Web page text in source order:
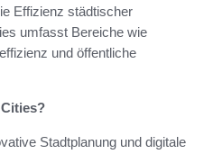
Effizienz städtischer
umfasst Bereiche wie
und öffentliche
Stadtplanung und digitale